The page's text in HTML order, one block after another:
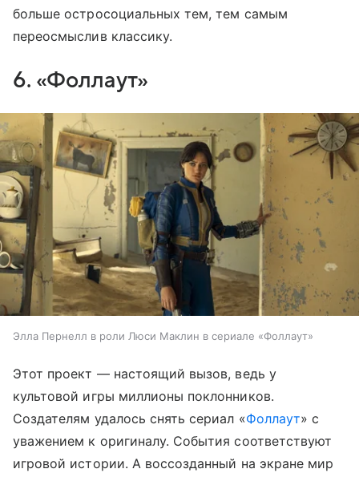
больше остросоциальных тем, тем самым
переосмыслив классику.
6. «Фоллаут»
Элла Пернелл в роли Люси Маклин в сериале «Фоллаут»
Этот проект — настоящий вызов, ведь у
культовой игры миллионы поклонников.
Создателям удалось снять сериал «Фоллаут» с
уважением к оригиналу. События соответствуют
игровой истории. А воссозданный на экране мир